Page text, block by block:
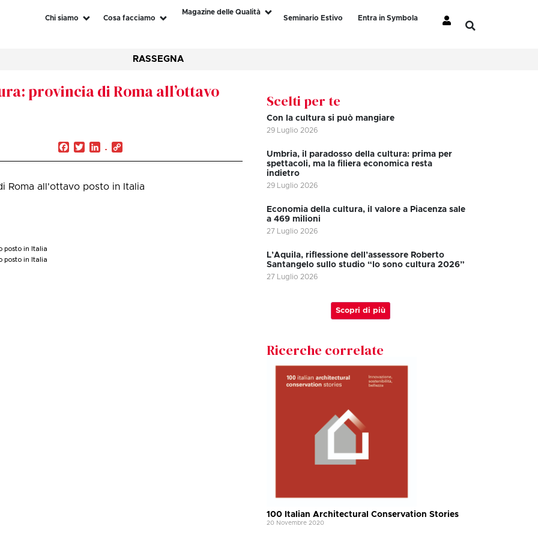
Chi siamo Cosa facciamo
Magazine delle Qualità
Seminario Estivo
Entra in Symbola
RASSEGNA
provincia di Roma all’ottavo
Facebook
TwitterLinkedIn
Roma all'ottavo posto in Italia
posto in Italia
posto in Italia
Scelti per te
Con la cultura si può mangiare
29 Luglio 2026
Umbria, il paradosso della cultura: prima per
spettacoli, ma la filiera economica resta
indietro
29 Luglio 2026
Economia della cultura, il valore a Piacenza sale
a 469 milioni
27 Luglio 2026
L’Aquila, riflessione dell’assessore Roberto
Santangelo sullo studio “Io sono cultura 2026”
27 Luglio 2026
Scopri di più
Ricerche correlate
100 Italian Architectural Conservation Stories
20 Novembre 2020